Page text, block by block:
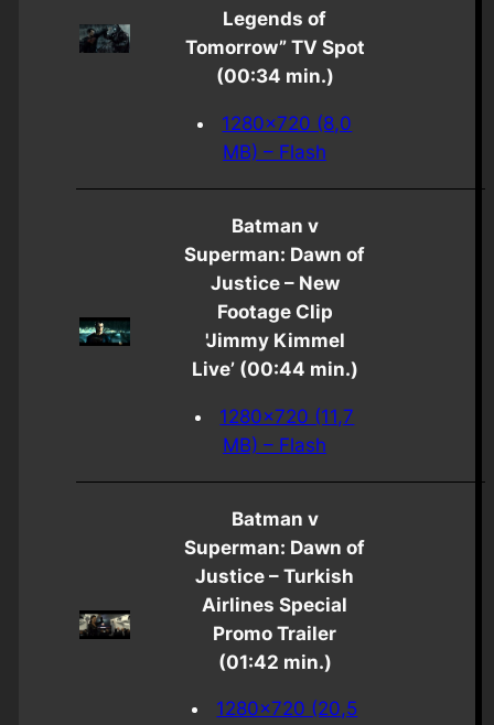
Legends of
Tomorrow” TV Spot
(00:34 min.)
1280×720 (8,0
MB) – Flash
Batman v
Superman: Dawn of
Justice – New
Footage Clip
'Jimmy Kimmel
Live’ (00:44 min.)
1280×720 (11,7
MB) – Flash
Batman v
Superman: Dawn of
Justice – Turkish
Airlines Special
Promo Trailer
(01:42 min.)
1280×720 (20,5